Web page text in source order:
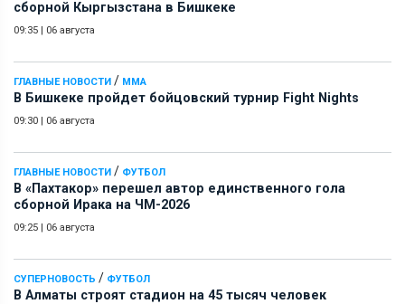
сборной Кыргызстана в Бишкеке
09:35 | 06 августа
ГЛАВНЫЕ НОВОСТИ / ММА
В Бишкеке пройдет бойцовский турнир Fight Nights
09:30 | 06 августа
ГЛАВНЫЕ НОВОСТИ / ФУТБОЛ
В «Пахтакор» перешел автор единственного гола
сборной Ирака на ЧМ-2026
09:25 | 06 августа
СУПЕРНОВОСТЬ / ФУТБОЛ
В Алматы строят стадион на 45 тысяч человек